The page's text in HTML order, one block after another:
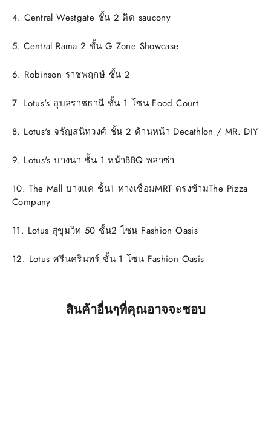
4. Central Westgate ชั้น 2 ติด saucony
5. Central Rama 2 ชั้น G Zone Showcase
6. Robinson ราชพฤกษ์ ชั้น 2
7. Lotus's อุบลราชธานี ชั้น 1 โซน Food Court
8. Lotus's จรัญสนิทวงศ์ ชั้น 2 ด้านหน้า Decathlon / MR. DIY
9. Lotus's บางนา ชั้น 1 หน้าBBQ พลาซ่า
10. The Mall บางแค ชั้น1 ทางเชื่อมMRT ตรงข้ามThe Pizza
Company
11. Lotus สุขุมวิท 50 ชั้น2 โซน Fashion Oasis
12. Lotus ศรีนครินทร์ ชั้น 1 โซน Fashion Oasis
สินค้าอื่นๆที่คุณอาจจะชอบ